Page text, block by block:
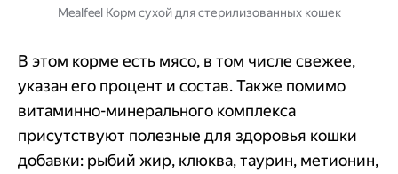
Mealfeel Корм сухой для стерилизованных кошек
В этом корме есть мясо, в том числе свежее,
указан его процент и состав. Также помимо
витаминно-минерального комплекса
присутствуют полезные для здоровья кошки
добавки: рыбий жир, клюква, таурин, метионин,